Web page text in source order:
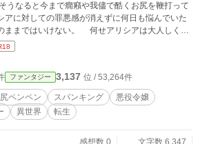
なると今まで癇癪や我儘で酷くお尻を鞭打って
アに対しての罪悪感が消えずに何日も悩んでいた
ままではいけない。 何せアリシアは大人しく優
のゲームの重要なキャラクターで、ミリィは前世
達になりたい。嫌われキャラは嫌だ。
ファンタジー 3,137 位 / 53,264件
ペンペン スパンキング
悪役令嬢
異世界 転生
感想数 0
文字数 6,347